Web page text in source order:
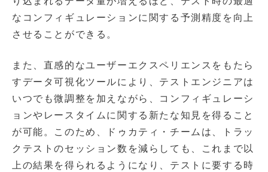
なコンフィギュレーションに関する予測精度を向上
させることができる。
また、直感的なユーザーエクスペリエンスをもたら
すデータ可視化ツールにより、テストエンジニアは
いつでも微調整を加えながら、コンフィギュレーシ
ョンやレースタイムに関する新たな知見を得ること
が可能。このため、ドゥカティ・チームは、トラッ
クテストのセッション数を減らしても、これまで以
上の結果を得られるようになり、テストに要する時